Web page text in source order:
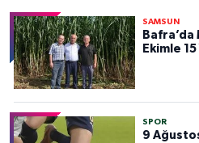
SAMSUN
Bafra’da
Ekimle
SPOR
9